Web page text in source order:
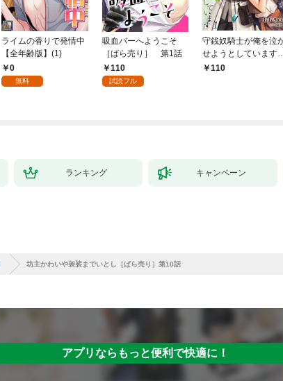
ライムの香りで発情中
【全年齢版】(1)
0
無料
吸血バーへようこそ
［ばら売り］ 第1話
110
試読フル
守銭奴騎士が俺を泣
せようとしています
【単話】 1
110
ランキング キャンペーン
坊主かわいや袈裟までいとし［ばら売り］第10話
アプリならもっと便利で快適に！